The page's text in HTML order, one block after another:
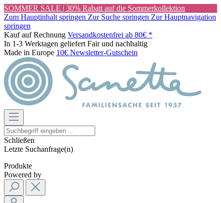
SOMMER SALE | 30% Rabatt auf die Sommerkollektion
Zum Hauptinhalt springen Zur Suche springen Zur Hauptnavigation
springen
Kauf auf Rechnung Versandkostenfrei ab 80€ *
In 1-3 Werktagen geliefert Fair und nachhaltig
Made in Europe 10€ Newsletter-Gutschein
Schließen
Letzte Suchanfrage(n)
Produkte
Powered by